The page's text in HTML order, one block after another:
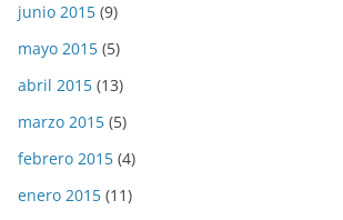
junio 2015 (9)
mayo 2015 (5)
abril 2015 (13)
marzo 2015 (5)
febrero 2015 (4)
enero 2015 (11)